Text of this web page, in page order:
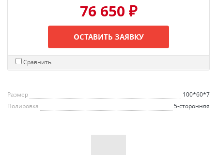
76 650 ₽
ОСТАВИТЬ ЗАЯВКУ
Сравнить
Размер
100*60*7
Полировка
5-сторонняя